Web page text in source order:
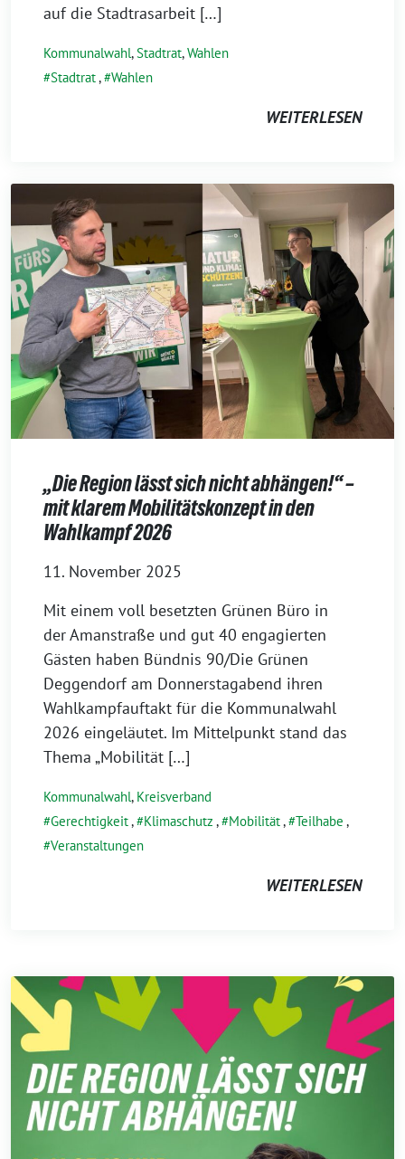
auf die Stadtrasarbeit […]
Kommunalwahl,Stadtrat,Wahlen
Stadtrat, Wahlen
WEITERLESEN
„Die Region lässt sich nicht abhängen!“ –
mit klarem Mobilitätskonzept in den
Wahlkampf 2026
11. November 2025
Mit einem voll besetzten Grünen Büro in
der Amanstraße und gut 40 engagierten
Gästen haben Bündnis 90/Die Grünen
Deggendorf am Donnerstagabend ihren
Wahlkampfauftakt für die Kommunalwahl
2026 eingeläutet. Im Mittelpunkt stand das
Thema „Mobilität […]
Kommunalwahl, Kreisverband
Gerechtigkeit, Klimaschutz , Mobilität, Teilhabe ,
Veranstaltungen
WEITERLESEN